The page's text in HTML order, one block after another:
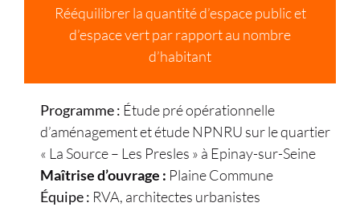
Rééquilibrer la quantité d’espace public et
d’espace vert par rapport au nombre
d’habitant
Programme : Étude pré opérationnelle
d’aménagement et étude NPNRU sur le quartier
« La Source – Les Presles » à Epinay-sur-Seine
Maîtrise d’ouvrage : Plaine Commune
Équipe : RVA, architectes urbanistes